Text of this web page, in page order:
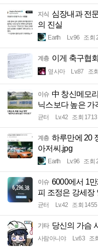
지식 심장내과 전
의 진실
Earth Lv.96 조회
계층 이게 축구협
옆사마 Lv.87 조
이슈 中 창신메모
닉스보다 높은 가
균터 Lv.42 조회 1713
계층 하루만에 20
아저씨.jpg
Earth Lv.96 조회
이슈 6000에서 1
피 조정은 강세장
균터 Lv.42 조회 1455
기타 당신의 가슴
사람아니야 Lv.63 조